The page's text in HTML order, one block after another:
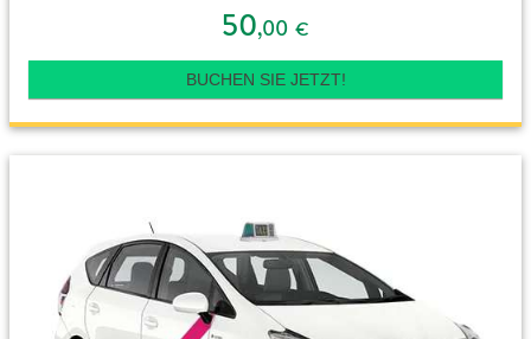
50,00 €
BUCHEN SIE JETZT!